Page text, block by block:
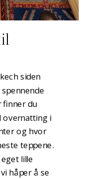
siden
finner du
overnatting i
og hvor
teppene.
lille
håper å se